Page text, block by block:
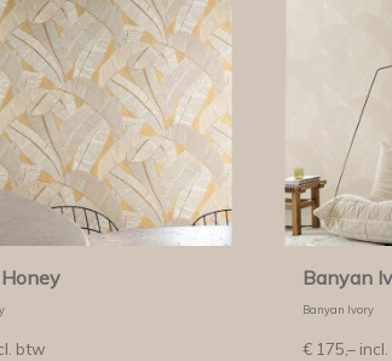
btw
Banyan
Banyan Ivory
€ 175,–incl.